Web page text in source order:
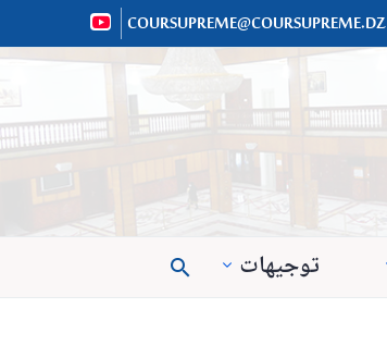
COURSUPREME@COURSUPREME.DZ
توجيهات 